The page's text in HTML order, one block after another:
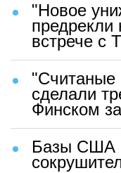
"Новое
предрекли
встрече с
"Считаные
сделали
Финском
Базы США